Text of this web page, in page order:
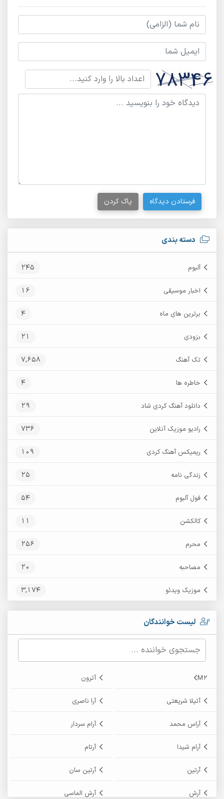
دسته بندی
آلبوم 245
اخبار موسیقی 16
برترین های ماه 4
بزودی 21
تک آهنگ 7,658
خاطره ها 4
دانلود آهنگ کردی شاد 29
رادیو موزیک آنلاین 736
ریمیکس آهنگ کردی 109
زندگی نامه 25
فول آلبوم 54
کالکشن 11
محرم 256
مصاحبه 20
موزیک ویدئو 3,174
لیست خوانندگان
M2 آترون
آتیلا شریعتی آرا ناصری
آراس محمد آرام سردار
آرام شیدا آرتام
آرتین آرتین سان
آرش آرش الماسی
فرستادن دیدگاه پاک کردن